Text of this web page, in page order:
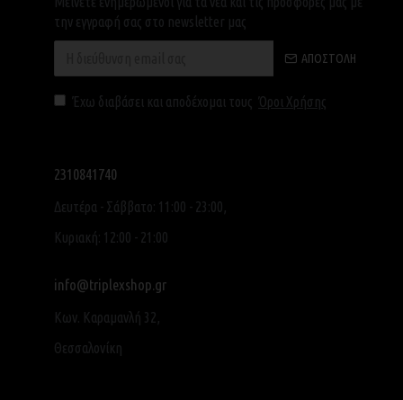
την εγγραφή σας στο newsletter μας
ΑΠΟΣΤΟΛΉ
Έχω διαβάσει και αποδέχομαι τους Όροι Χρήσης
2310841740
Δευτέρα - Σάββατο: 11:00 - 23:00,
Κυριακή: 12:00 - 21:00
info@triplexshop.gr
Κων. Καραμανλή 32,
Θεσσαλονίκη